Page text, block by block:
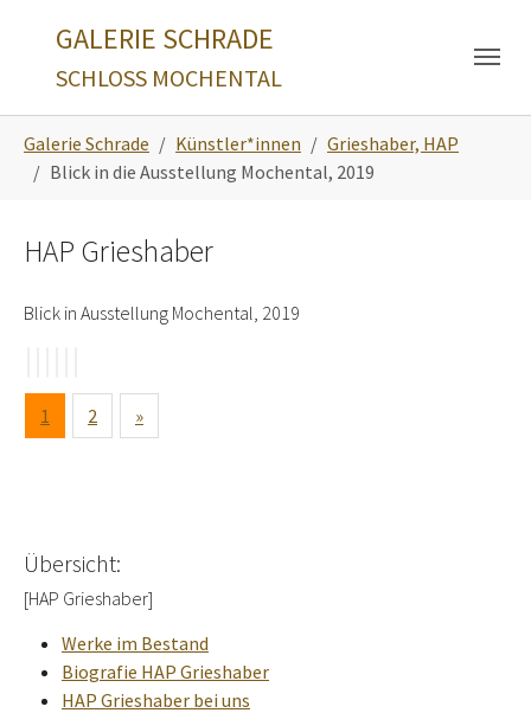
GALERIE SCHRADE
SCHLOSS MOCHENTAL
Galerie Schrade Künstler*innen
Grieshaber, HAP
Blick in die Ausstellung Mochental, 2019
HAP Grieshaber
Blick in Ausstellung Mochental, 2019
1 2 »
Übersicht:
[HAP Grieshaber]
Werke im Bestand
Biografie HAP Grieshaber
HAP Grieshaber bei uns